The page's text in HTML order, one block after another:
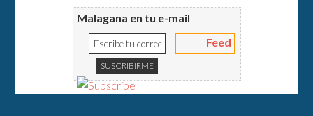
Malagana en tu e-mail
Feed